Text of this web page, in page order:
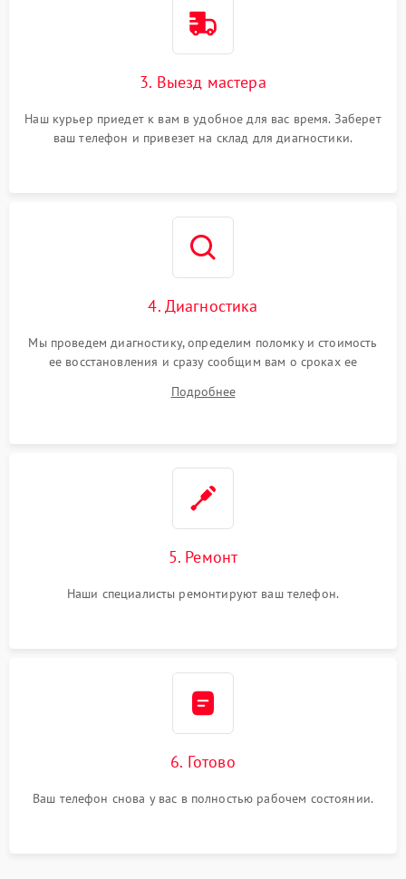
3. Выезд мастера
Наш курьер приедет к вам в удобное для вас время. Заберет
ваш телефон и привезет на склад для диагностики.
4. Диагностика
Мы проведем диагностику, определим поломку и стоимость
ее восстановления и сразу сообщим вам о сроках ее
Подробнее
5. Ремонт
Наши специалисты ремонтируют ваш телефон.
6. Готово
Ваш телефон снова у вас в полностью рабочем состоянии.